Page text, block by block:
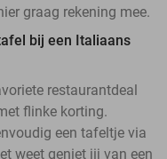
graag rekening mee.
bij een Italiaans
restaurantdeal
flinke korting.
een tafeltje via
weet geniet jij van een